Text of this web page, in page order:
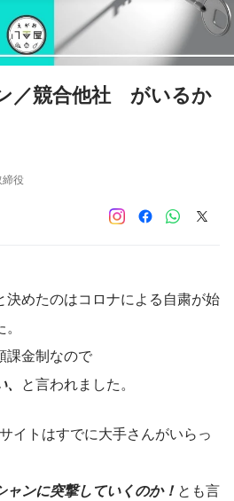
／競合他社 がいるか
役
決めたのはコロナによる自粛が始
課金制なので
と言われました。
イトはすでに大手さんがいらっ
ンに突撃していくのか！ とも言